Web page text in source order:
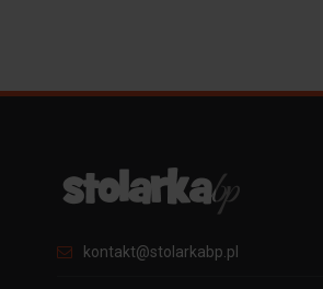
kontakt@stolarkabp.pl